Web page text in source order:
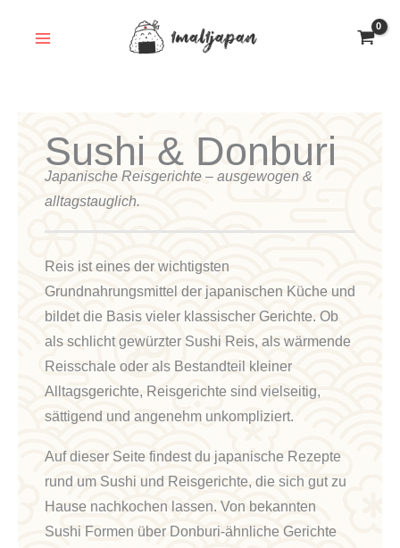
Sushi & Donburi
Japanische Reisgerichte – ausgewogen &
alltagstauglich.
Reis ist eines der wichtigsten
Grundnahrungsmittel der japanischen Küche und
bildet die Basis vieler klassischer Gerichte. Ob
als schlicht gewürzter Sushi Reis, als wärmende
Reisschale oder als Bestandteil kleiner
Alltagsgerichte, Reisgerichte sind vielseitig,
sättigend und angenehm unkompliziert.
Auf dieser Seite findest du japanische Rezepte
rund um Sushi und Reisgerichte, die sich gut zu
Hause nachkochen lassen. Von bekannten
Sushi Formen über Donburi-ähnliche Gerichte